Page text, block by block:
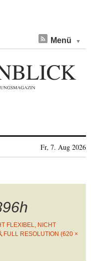
Menü
Fr, 7. Aug 2026
FLEXIBEL, NICHT
FULL RESOLUTION (620 ×